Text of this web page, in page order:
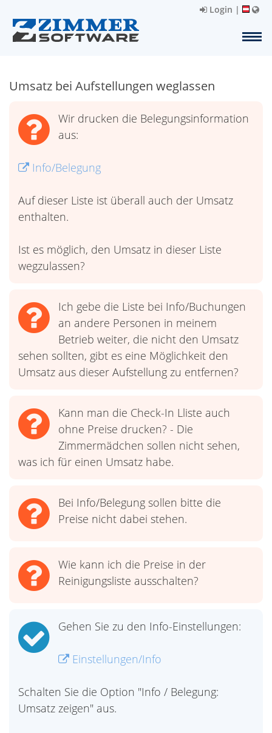
Login |
Umsatz bei Aufstellungen weglassen
Wir drucken die Belegungsinformation
aus:
Info/Belegung
Auf dieser Liste ist überall auch der Umsatz
enthalten.
Ist es möglich, den Umsatz in dieser Liste
wegzulassen?
Ich gebe die Liste bei Info/Buchungen
an andere Personen in meinem
Betrieb weiter, die nicht den Umsatz
sehen sollten, gibt es eine Möglichkeit den
Umsatz aus dieser Aufstellung zu entfernen?
Kann man die Check-In Lliste auch
ohne Preise drucken? - Die
Zimmermädchen sollen nicht sehen,
was ich für einen Umsatz habe.
Bei Info/Belegung sollen bitte die
Preise nicht dabei stehen.
Wie kann ich die Preise in der
Reinigungsliste ausschalten?
Gehen Sie zu den Info-Einstellungen:
Einstellungen/Info
Schalten Sie die Option "Info / Belegung:
Umsatz zeigen" aus.